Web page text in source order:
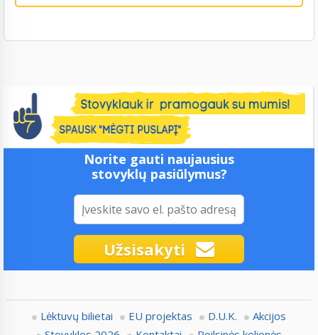
Norite gauti naujausius
stovyklų pasiūlymus?
Užsisakyti
Lėktuvų bilietai EU projektas D.U.K.
Akcijos